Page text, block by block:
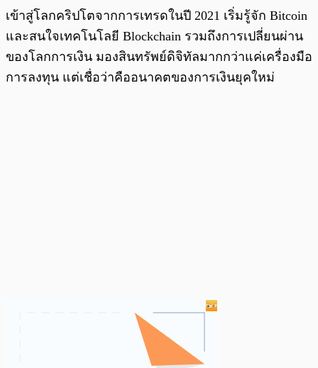
เข้าสู่โลกคริปโตจากการเทรดในปี 2021 เริ่มรู้จัก Bitcoin
และสนใจเทคโนโลยี Blockchain รวมถึงการเปลี่ยนผ่าน
ของโลกการเงิน มองสินทรัพย์ดิจิทัลมากกว่าแค่เครื่องมือ
การลงทุน แต่เชื่อว่าคืออนาคตของการเงินยุคใหม่